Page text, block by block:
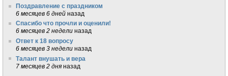
Поздравление с праздником
6 месяцев 6 дней назад
Спасибо что прочли и оценили!
6 месяцев 2 недели назад
Ответ к 18 вопросу
6 месяцев 3 недели назад
Талант внушать и вера
7 месяцев 2 дня назад